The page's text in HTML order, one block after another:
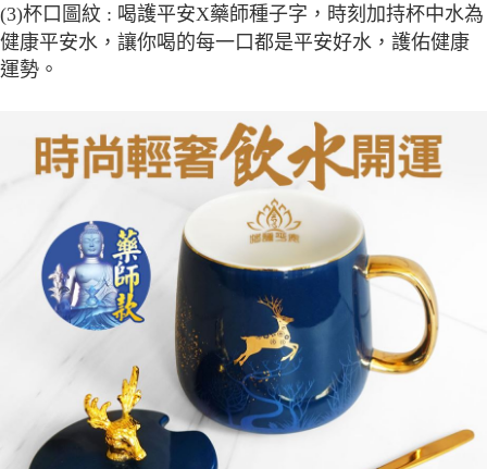
(3)杯口圖紋 : 喝護平安X藥師種子字，時刻加持杯中水為
健康平安水，讓你喝的每一口都是平安好水，護佑健康
運勢。